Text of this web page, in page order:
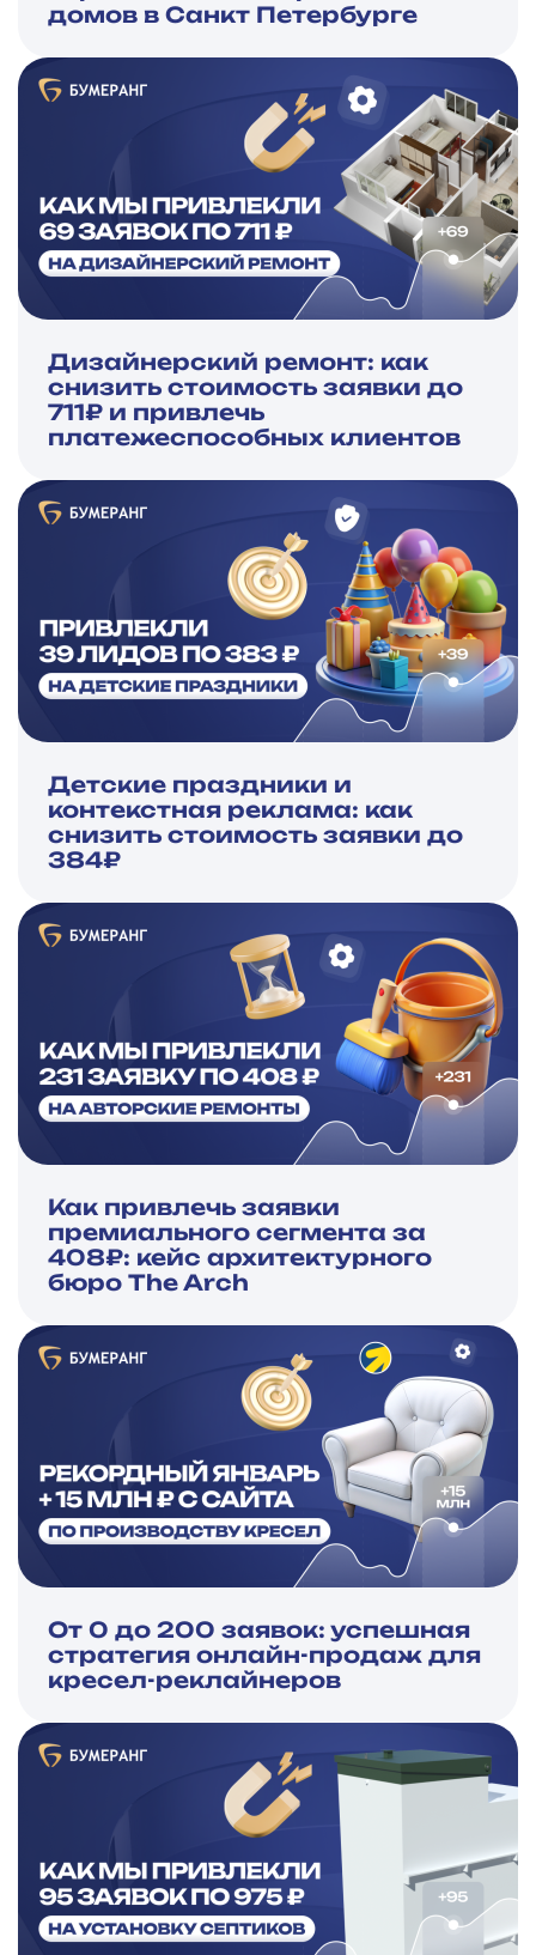
домов в Санкт Петербурге
Дизайнерский ремонт: как
снизить стоимость заявки до
711₽ и привлечь
платежеспособных клиентов
Детские праздники и
контекстная реклама: как
снизить стоимость заявки до
384₽
Как привлечь заявки
премиального сегмента за
408₽: кейс архитектурного
бюро The Arch
От 0 до 200 заявок: успешная
стратегия онлайн-продаж для
кресел-реклайнеров